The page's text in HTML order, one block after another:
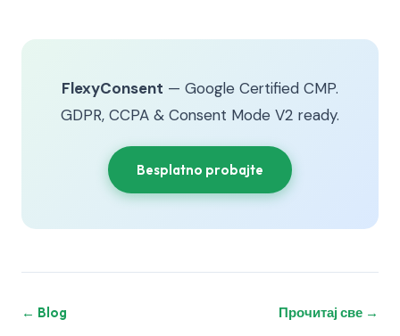
FlexyConsent — Google Certified CMP.
GDPR, CCPA & Consent Mode V2 ready.
Besplatno probajte
← Blog Прочитај све →